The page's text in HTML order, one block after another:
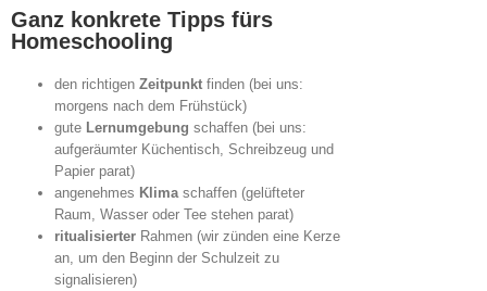
Ganz konkrete Tipps fürs
Homeschooling
den richtigen Zeitpunkt finden (bei uns:
morgens nach dem Frühstück)
gute Lernumgebung schaffen (bei uns:
aufgeräumter Küchentisch, Schreibzeug und
Papier parat)
angenehmes Klima schaffen (gelüfteter
Raum, Wasser oder Tee stehen parat)
ritualisierter Rahmen (wir zünden eine Kerze
an, um den Beginn der Schulzeit zu
signalisieren)